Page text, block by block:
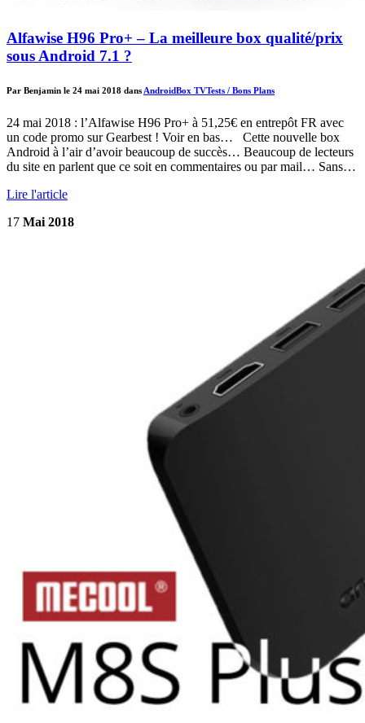
Alfawise H96 Pro+ – La meilleure box qualité/prix
sous Android 7.1 ?
Par Benjamin le 24 mai 2018 dans AndroidBox TVTests / Bons Plans
24 mai 2018 : l’Alfawise H96 Pro+ à 51,25€ en entrepôt FR avec
un code promo sur Gearbest ! Voir en bas… Cette nouvelle box
Android à l’air d’avoir beaucoup de succès… Beaucoup de lecteurs
du site en parlent que ce soit en commentaires ou par mail… Sans…
Lire l'article
17 Mai 2018